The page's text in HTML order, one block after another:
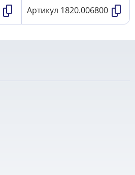
Артикул 1820.006800